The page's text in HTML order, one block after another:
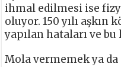
ihmal edilmesi ise
oluyor. 150 yılı aşkın
yapılan hataları ve
Mola vermemek ya da